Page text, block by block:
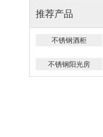
推荐产品
不锈钢酒柜
不锈钢阳光房